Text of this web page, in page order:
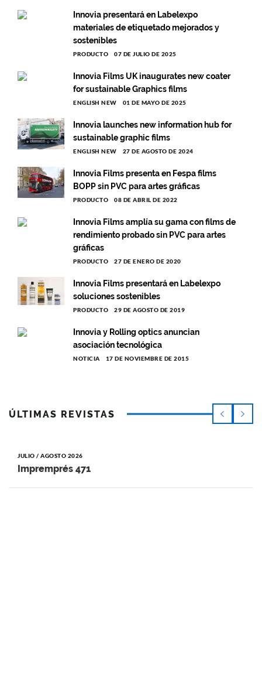
Innovia presentará en Labelexpo
materiales de etiquetado mejorados y
sostenibles
PRODUCTO 07 DE JULIO DE 2025
Innovia Films UK inaugurates new coater
for sustainable Graphics films
ENGLISH NEW 01 DE MAYO DE 2025
Innovia launches new information hub for
sustainable graphic films
ENGLISH NEW 27 DE AGOSTO DE 2024
Innovia Films presenta en Fespa films
BOPP sin PVC para artes gráficas
PRODUCTO 08 DE ABRIL DE 2022
Innovia Films amplía su gama con films de
rendimiento probado sin PVC para artes
gráficas
PRODUCTO 27 DE ENERO DE 2020
Innovia Films presentará en Labelexpo
soluciones sostenibles
PRODUCTO 29 DE AGOSTO DE 2019
Innovia y Rolling optics anuncian
asociación tecnológica
NOTICIA 17 DE NOVIEMBRE DE 2015
ÚLTIMAS REVISTAS
JULIO / AGOSTO 2026
Impremprés 471